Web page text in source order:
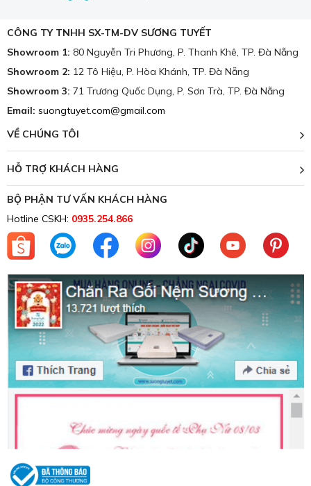
CÔNG TY TNHH SX-TM-DV SƯƠNG TUYẾT
Showroom 1: 80 Nguyễn Tri Phương, P. Thanh Khê, TP. Đà Nẵng
Showroom 2: 12 Tô Hiệu, P. Hòa Khánh, TP. Đà Nẵng
Showroom 3: 71 Trương Quốc Dụng, P. Sơn Trà, TP. Đà Nẵng
Email: suongtuyet.com@gmail.com
VỀ CHÚNG TÔI
HỖ TRỢ KHÁCH HÀNG
BỘ PHẬN TƯ VẤN KHÁCH HÀNG
Hotline CSKH: 0935.254.866